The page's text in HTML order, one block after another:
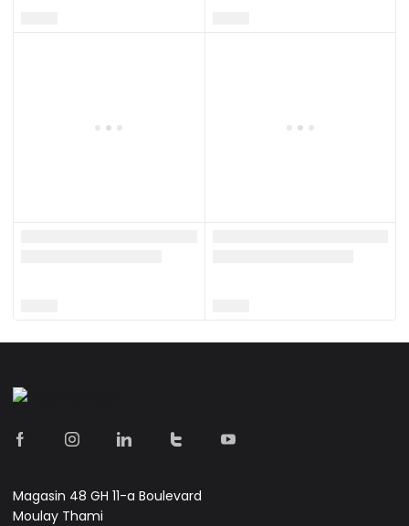
Magasin 48 GH 11-a Boulevard
Moulay Thami